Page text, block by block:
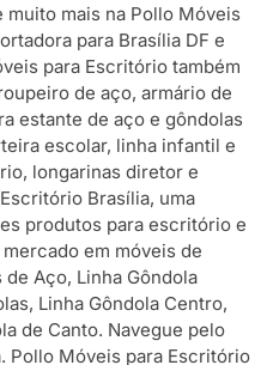
mais na Pollo Móveis
para Brasília DF e
para Escritório também
de aço, armário de
estante de aço e gôndolas
escolar, linha infantil e
longarinas diretor e
Brasília, uma
produtos para escritório e
em móveis de
Aço, Linha Gôndola
Linha Gôndola Centro,
de Canto. Navegue pelo
Pollo Móveis para Escritório